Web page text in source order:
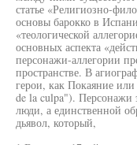
статье «Религиозно-
основы барокко в
«теологической
основных аспекта
персонажи-аллегории
пространстве. В
герои, как Покаяние
de la culpa"). Персонажи
люди, а единственной
дьявол, который,